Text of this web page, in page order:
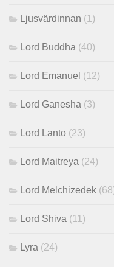
Ljusvärdinnan (1)
Lord Buddha (40)
Lord Emanuel (12)
Lord Ganesha (3)
Lord Lanto (23)
Lord Maitreya (24)
Lord Melchizedek
Lord Shiva (11)
Lyra (24)